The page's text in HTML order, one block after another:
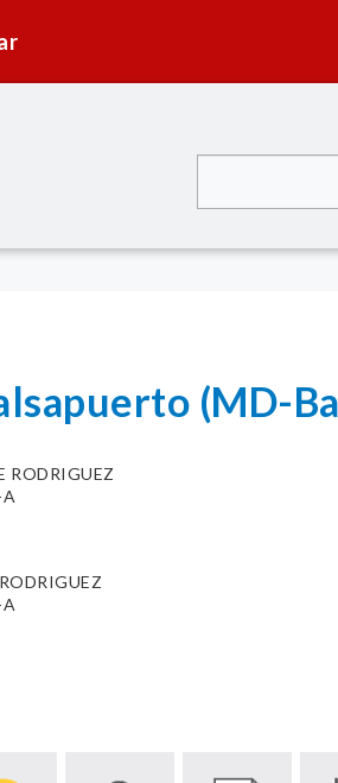
(MD-
RODRIGUEZ